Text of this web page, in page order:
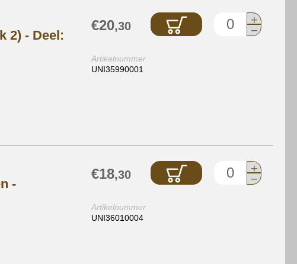
2) - Deel:
€20,30 +
−
Artikelnummer
UNI35990001
-
€18,30 +
−
Artikelnummer
UNI36010004